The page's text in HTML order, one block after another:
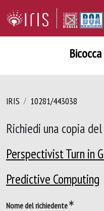
IRIS 10281/443038
Richiedi una copia
Perspectivist Turn in
Predictive Computing
Nome del richiedente